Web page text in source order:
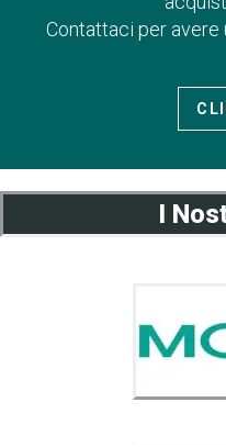
Contattaci per avere
I